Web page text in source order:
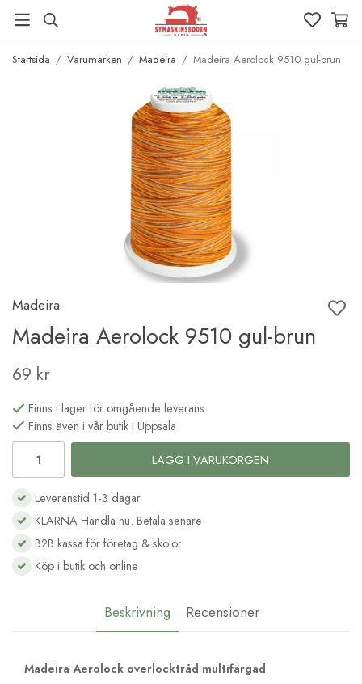
Startsida / Varumärken / Madeira / Madeira Aerolock 9510 gul-brun
Madeira
Madeira Aerolock 9510 gul-brun
69 kr
Finns i lager för omgående leverans
Finns även i vår butik i Uppsala
LÄGG I VARUKORGEN
Leveranstid 1-3 dagar
KLARNA Handla nu. Betala senare
B2B kassa för företag & skolor
Köp i butik och online
Beskrivning Recensioner
Madeira Aerolock overlocktråd multifärgad